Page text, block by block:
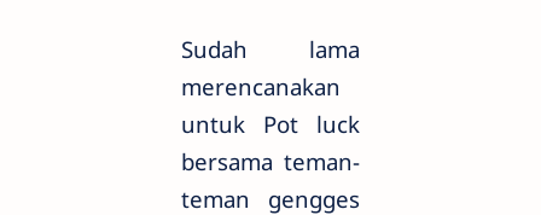
Sudah lama
merencanakan
untuk Pot luck
bersama teman-
teman gengges